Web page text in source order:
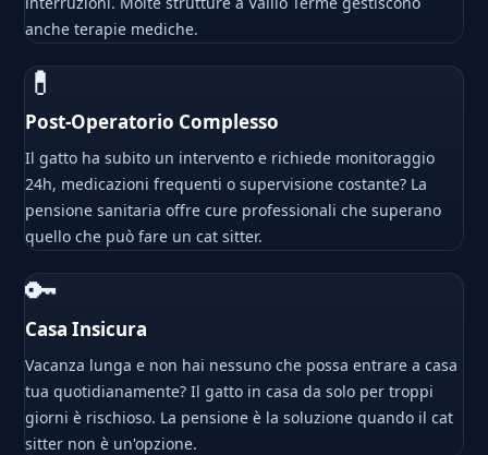
anche terapie mediche.
💊
Post-Operatorio Complesso
Il gatto ha subito un intervento e richiede monitoraggio
24h, medicazioni frequenti o supervisione costante? La
pensione sanitaria offre cure professionali che superano
quello che può fare un cat sitter.
🔑
Casa Insicura
Vacanza lunga e non hai nessuno che possa entrare a casa
tua quotidianamente? Il gatto in casa da solo per troppi
giorni è rischioso. La pensione è la soluzione quando il cat
sitter non è un'opzione.